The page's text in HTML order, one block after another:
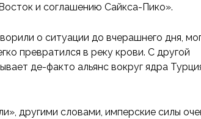
и соглашению Сайкса-Пико».
о ситуации до вчерашнего дня,
превратился в реку крови. С другой
де-факто альянс вокруг ядра
другими словами, имперские силы